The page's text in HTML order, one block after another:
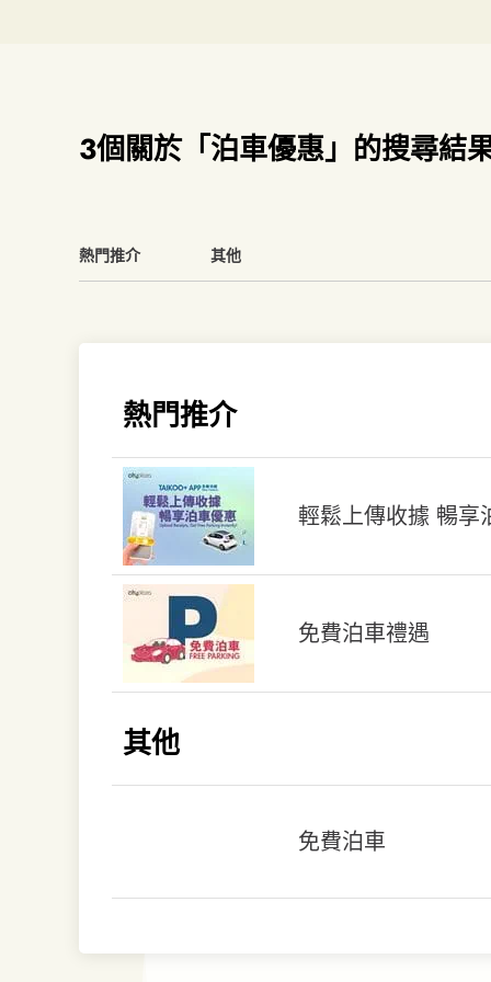
3個關於「泊車優惠」的搜尋結
熱門推介 其他
熱門推介
輕鬆上傳收據 暢享
免費泊車禮遇
其他
免費泊車